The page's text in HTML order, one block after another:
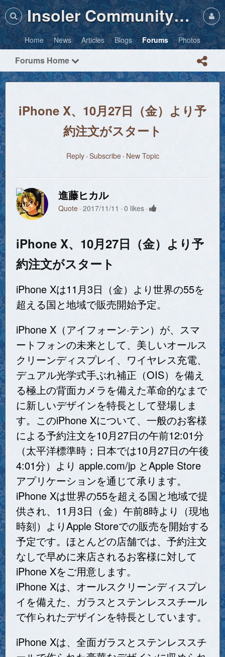
Insoler Community・Photos
Home News Articles Blogs Forums Photos
Forums Home
iPhone X、10月27日（金）より予
約注文がスタート
Reply Subscribe New Topic
進藤ヒカル
Quote 2017/11/11 0 likes
iPhone X、10月27日（金）より予
約注文がスタート
iPhone Xは11月3日（金）より世界の55を
超える国と地域で販売開始予定。
iPhone X（アイフォーン·テン）が、スマ
ートフォンの未来として、美しいオールス
クリーンディスプレイ、ワイヤレス充電、
デュアル光学式手ぶれ補正（OIS）を備え
る極上の背面カメラを備えた革命的なまで
に新しいデザインを特長として登場しま
す。このiPhone Xについて、一般のお客様
による予約注文を10月27日の午前12:01分
（太平洋標準時；日本では10月27日の午後
4:01分）より apple.com/jp とApple Store
アプリケーションを通じて承ります。
iPhone Xは世界の55を超える国と地域で提
供され、11月3日（金）午前8時より（現地
時刻）よりApple Storeでの販売を開始する
予定です。ほとんどの店舗では、予約注文
なしで早めに来店されるお客様に対して
iPhone Xをご用意します。
iPhone Xは、オールスクリーンディスプレ
イを備えた、ガラスとステンレススチール
で作られたデザインを特長としています。
iPhone Xは、全面ガラスとステンレススチ